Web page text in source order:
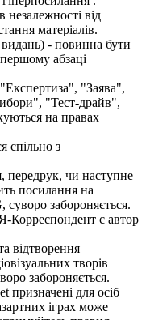
від
матеріалів.
видань) - повинна бути
абзаці
"Заява",
"Тест-драйв",
на правах
спільно з
передрук, чи наступне
посилання на
забороняється.
Корреспондент є автор
відтворення
творів
забороняється.
призначені для осіб
іграх може